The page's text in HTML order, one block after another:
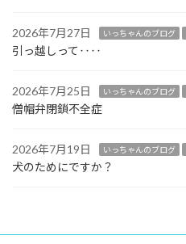
2026年7月27日 いっちゃんのブログ
引っ越しって‥‥
2026年7月25日 いっちゃんのブログ
僧帽弁閉鎖不全症
2026年7月19日 いっちゃんのブログ
犬のためにですか？